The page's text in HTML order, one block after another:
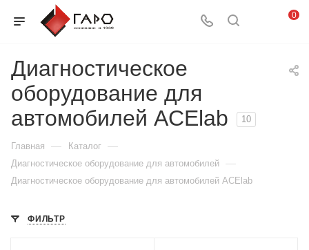
0
Диагностическое
оборудование для
автомобилей ACElab
10
Главная — Каталог —
Диагностическое оборудование для автомобилей —
Диагностическое оборудование для автомобилей ACElab
ФИЛЬТР